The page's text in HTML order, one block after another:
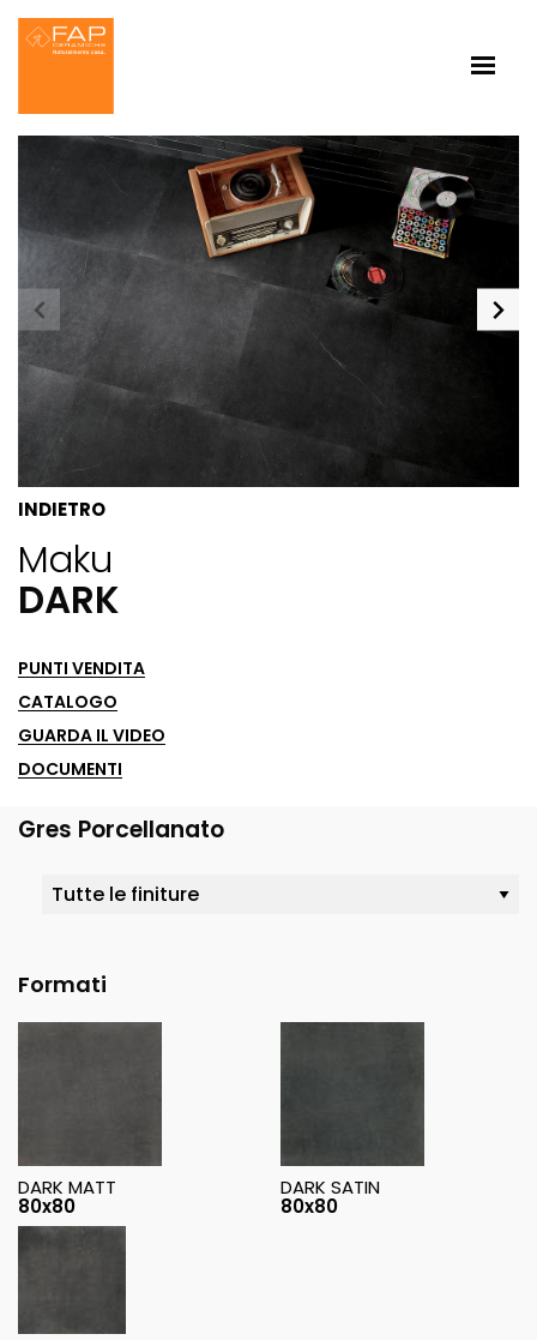
INDIETRO
Maku
DARK
PUNTI VENDITA
CATALOGO
GUARDA IL VIDEO
DOCUMENTI
Gres Porcellanato
Formati
DARK MATT
80x80
DARK SATIN
80x80